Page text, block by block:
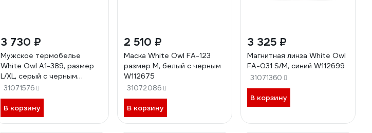
3 730 ₽
Мужское термобелье
White Owl A1-389, размер
L/XL, серый с черным
W112758
31071576
В корзину
2 510 ₽
Маска White Owl FA-123
размер М, белый с черным
W112675
31072086
В корзину
3 325 ₽
Магнитная линза White Owl
FA-031 S/M, синий W112699
31071360
В корзину